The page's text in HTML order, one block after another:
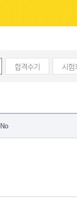
합격수기 시험
No